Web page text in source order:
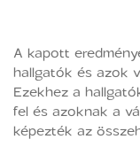
A kapott
hallgatók és azok
Ezekhez a
fel és azoknak a
képezték az